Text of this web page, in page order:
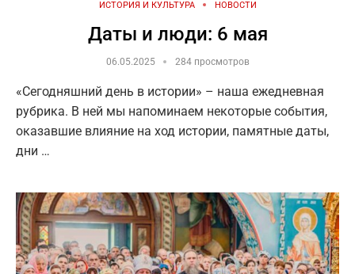
ИСТОРИЯ И КУЛЬТУРА НОВОСТИ
Даты и люди: 6 мая
06.05.2025 284 просмотров
«Сегодняшний день в истории» – наша ежедневная
рубрика. В ней мы напоминаем некоторые события,
оказавшие влияние на ход истории, памятные даты,
дни …